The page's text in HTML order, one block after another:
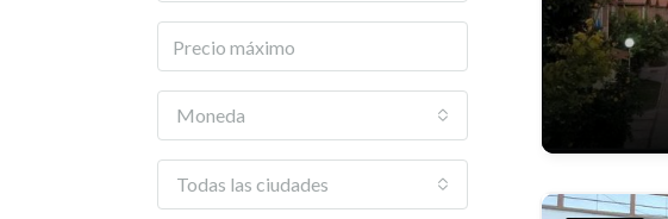
Moneda
Todas las ciudades